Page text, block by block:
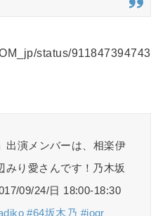
status/911847394743
出演メンバーは、相楽伊
みり愛さんです！乃木坂
09/24/日 18:00-18:30
#64坂木乃 #joqr